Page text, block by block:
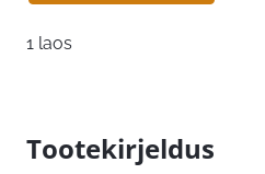
1 laos
Tootekirjeldus